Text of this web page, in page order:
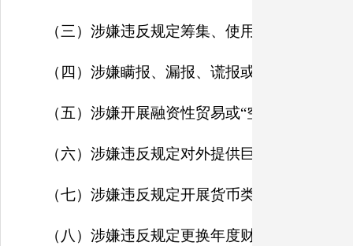
（三）涉嫌违反规定筹集、使用、拆借资金
（四）涉嫌瞒报、漏报、谎报或迟报企业重
（五）涉嫌开展融资性贸易或“空转”“走单”等
（六）涉嫌违反规定对外提供巨额赊销信用
（七）涉嫌违反规定开展货币类及商品类衍生
（八）涉嫌违反规定更换年度财务决算审计